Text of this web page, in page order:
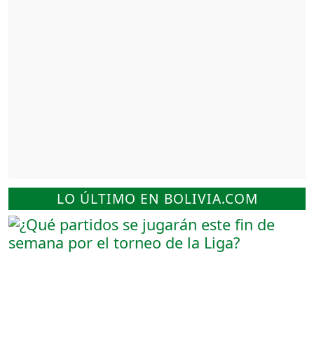
LO ÚLTIMO EN BOLIVIA.COM